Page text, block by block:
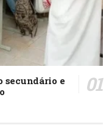
secundário e